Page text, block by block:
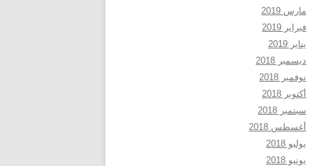
مارس 2019
فبراير 2019
يناير 2019
ديسمبر 2018
نوفمبر 2018
أكتوبر 2018
سبتمبر 2018
أغسطس 2018
يوليو 2018
يونيو 2018